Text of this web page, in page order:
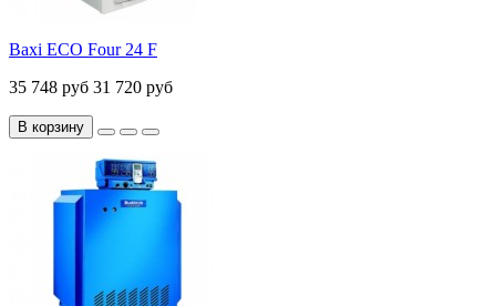
Baxi ECO Four 24 F
35 748 руб 31 720 руб
В корзину